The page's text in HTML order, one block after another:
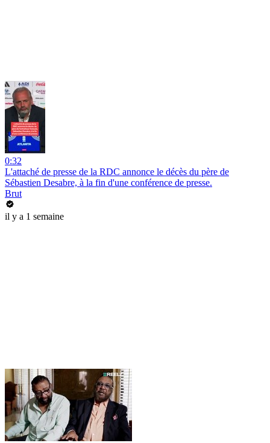
0:32
L'attaché de presse de la RDC annonce le décès du père de
Sébastien Desabre, à la fin d'une conférence de presse.
Brut
il y a 1 semaine